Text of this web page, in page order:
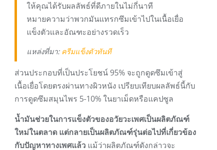
ให้คุณได้รับผลลัพธ์ที่ดีภายในไม่กี่นาที
หมายความว่าพวกมันแทรกซึมเข้าไปในเนื้อเยื่อ
แข็งตัวและอัณฑะอย่างรวดเร็ว
แหล่งที่มา: ครีมแข็งตัวทันที
ส่วนประกอบที่เป็นประโยชน์ 95% จะถูกดูดซึมเข้าสู่
เนื้อเยื่อโดยตรงผ่านทางผิวหนัง เปรียบเทียบผลลัพธ์นี้กับ
การดูดซึมสมุนไพร 5-10% ในยาเม็ดหรือแคปซูล
น้ำมันช่วยในการแข็งตัวของอวัยวะเพศเป็นผลิตภัณฑ์
ใหม่ในตลาด แต่กลายเป็นผลิตภัณฑ์รุ่นต่อไปที่เกี่ยวข้อง
กับปัญหาทางเพศแล้ว แม้ว่าผลิตภัณฑ์ดังกล่าวจะ